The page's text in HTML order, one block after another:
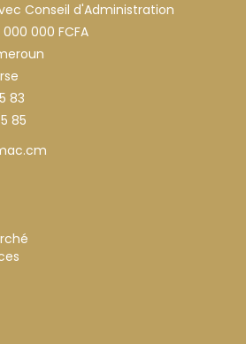
Conseil d'Administration
000 FCFA
83
85